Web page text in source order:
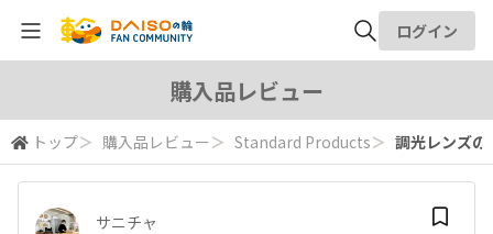
検索
ログイン
購入品レビュー
トップ＞ 購入品レビュー ＞ Standard Products＞ 調光レンズ
サニチャ